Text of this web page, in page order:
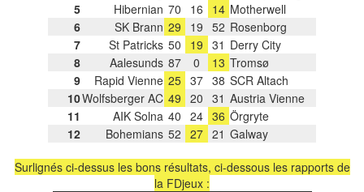
5
Hibernian 70 16 14 Motherwell
6
SK Brann 29 19 52 Rosenborg
7
St Patricks 50 19 31 Derry City
8
Aalesunds 87 0 13 Tromsø
9
Rapid Vienne 25 37 38 SCR Altach
10Wolfsberger AC 49 20 31 Austria Vienne
11
AIK Solna 40 24 36 Örgryte
12
Bohemians 52 27 21 Galway
Surlignés ci-dessus les bons résultats, ci-dessous les rapports de
la FDjeux :